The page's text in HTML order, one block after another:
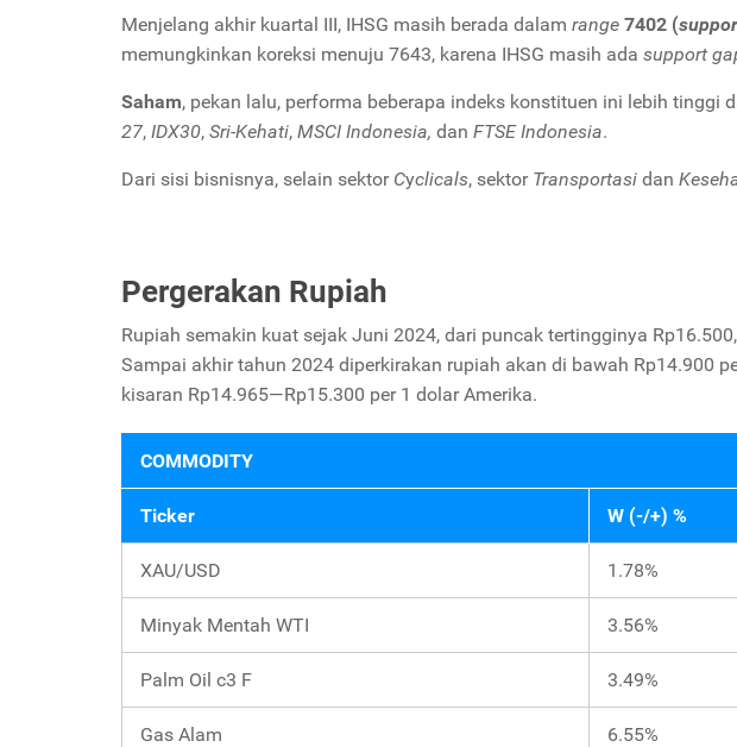
Menjelang akhir kuartal III, IHSG masih berada dalam range 7402 (
memungkinkan koreksi menuju 7643, karena IHSG masih ada support
Saham, pekan lalu, performa beberapa indeks konstituen ini lebih tinggi
27, IDX30, Sri-Kehati, MSCI Indonesia, dan FTSE Indonesia.
Dari sisi bisnisnya, selain sektor Cyclicals, sektor Transportasi dan
Pergerakan Rupiah
Rupiah semakin kuat sejak Juni 2024, dari puncak tertingginya
Sampai akhir tahun 2024 diperkirakan rupiah akan di bawah Rp14.900
kisaran Rp14.965—Rp15.300 per 1 dolar Amerika.
COMMODITY
Ticker W (-/+) %
XAU/USD 1.78%
Minyak Mentah WTI 3.56%
Palm Oil c3 F 3.49%
Gas Alam 6.55%